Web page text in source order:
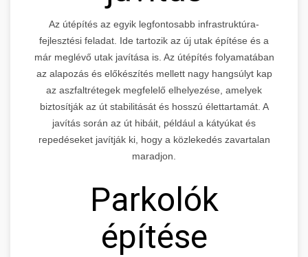
Az útépítés az egyik legfontosabb infrastruktúra-
fejlesztési feladat. Ide tartozik az új utak építése és a
már meglévő utak javítása is. Az útépítés folyamatában
az alapozás és előkészítés mellett nagy hangsúlyt kap
az aszfaltrétegek megfelelő elhelyezése, amelyek
biztosítják az út stabilitását és hosszú élettartamát. A
javítás során az út hibáit, például a kátyúkat és
repedéseket javítják ki, hogy a közlekedés zavartalan
maradjon.
Parkolók
építése